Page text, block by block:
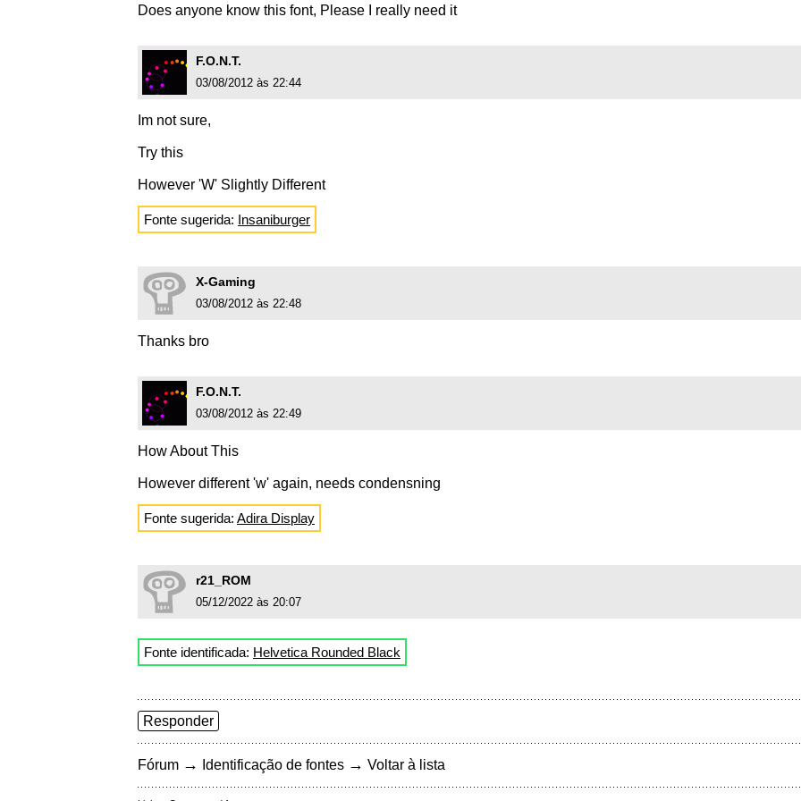
Does anyone know this font, Please I really need it
F.O.N.T.
03/08/2012 às 22:44
Im not sure,
Try this
However 'W' Slightly Different
Fonte sugerida: Insaniburger
X-Gaming
03/08/2012 às 22:48
Thanks bro
F.O.N.T.
03/08/2012 às 22:49
How About This
However different 'w' again, needs condensning
Fonte sugerida: Adira Display
r21_ROM
05/12/2022 às 20:07
Fonte identificada: Helvetica Rounded Black
Responder
Fórum → Identificação de fontes → Voltar à lista